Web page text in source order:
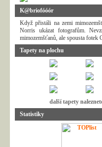
K@briofóóór
Když přistáli na zemi
Norris ukázat fotografům.
mimozemšťanů, ale spousta fotek
Tapety na plochu
další tapety
Statistiky